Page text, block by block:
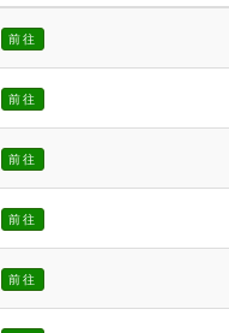
前往
前往
前往
前往
前往